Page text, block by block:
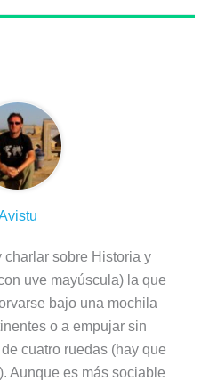
charlar sobre Historia y
uve mayúscula) la que
bajo una mochila
o a empujar sin
cuatro ruedas (hay que
Aunque es más sociable